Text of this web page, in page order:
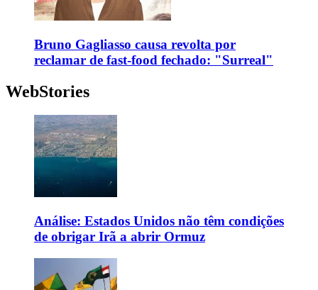
Bruno Gagliasso causa revolta por
reclamar de fast-food fechado: "Surreal"
WebStories
Análise: Estados Unidos não têm condições
de obrigar Irã a abrir Ormuz